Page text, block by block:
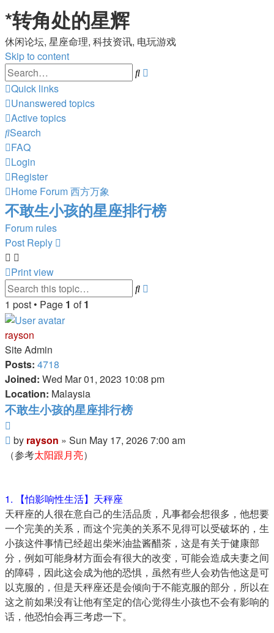
*转角处的星辉
休闲论坛, 星座命理, 科技资讯, 电玩游戏
Skip to content
Search
Quick links
Unanswered topics
Active topics
Search
FAQ
Login
Register
Home Forum西方万象
不敢生小孩的星座排行榜
Forum rules
Post Reply
Print view
Search
1 post • Page 1 of1
rayson
Site Admin
Posts: 4718
Joined: Wed Mar 01, 2023 10:08 pm
Location: Malaysia
不敢生小孩的星座排行榜
Post
by rayson » Sun May 17, 2026 7:00 am
（参考太阳跟月亮）
1. 【怕影响性生活】天秤座
天秤座的人很在意自己的生活品质，凡事都会想很多，他想要
一个完美的关系，而这个完美的关系不见得可以受破坏的，生
小孩这件事情已经超出柴米油盐酱醋茶，这是有关于健康部
分，例如可能身材方面会有很大的改变，可能会造成夫妻之间
的障碍，因此这会成为他的恐惧，虽然有些人会劝告他这是可
以克服的，但是天秤座还是会倾向于不能克服的部分，所以在
这之前如果没有让他有坚定的信心觉得生小孩也不会有影响的
话，他恐怕会再三考虑一下。